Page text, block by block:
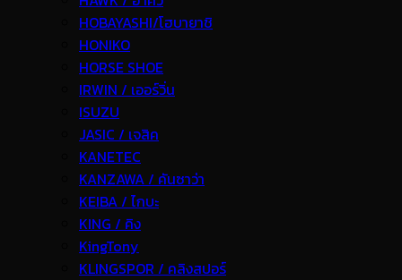
HOBAYASHI/โฮบายาชิ
HONIKO
HORSE SHOE
IRWIN / เออร์วิ่น
ISUZU
JASIC / เจสิค
KANETEC
KANZAWA / คันซาว่า
KEIBA / ไกบะ
KING / คิง
KingTony
KLINGSPOR / คลิงสปอร์